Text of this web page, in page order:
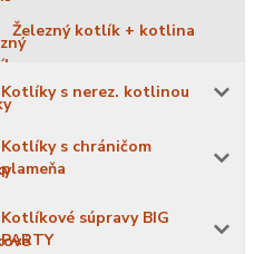
Železný kotlík + kotlina
Kotlíky s nerez. kotlinou
Kotlíky s chráničom
plameňa
Kotlíkové súpravy BIG
PARTY